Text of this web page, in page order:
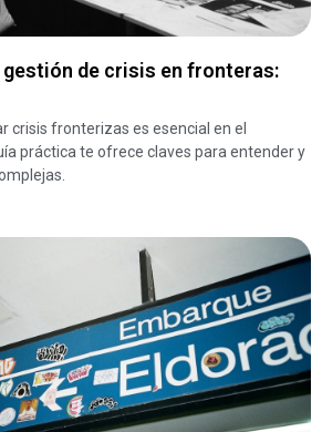
gestión de crisis en fronteras:
crisis fronterizas es esencial en el
práctica te ofrece claves para entender y